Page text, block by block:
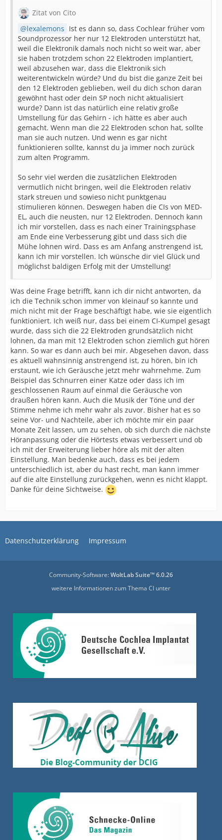
Zitat von Cito
lexalemons Ist es dann so, dass Cochlear früher vom
Soundprozessor her nur 12 Elektroden unterstützt hat,
weil die Elektronik damals noch nicht so weit war, aber
sie haben trotzdem schon 22 Elektroden implantiert,
weil abzusehen war, dass die Elektronik sich
weiterentwickeln würde? Und du bist die ganze Zeit bei
den 12 Elektroden geblieben, weil du dich schon daran
gewöhnt hast oder dein SP noch nicht aktualisiert
wurde? Dann ist das natürlich eine relativ große
Umstellung für das Gehirn - ich hätte es aber auch
gemacht. Wenn man die 22 Elektroden schon hat, sollte
man sie auch nutzen. Und wenn es gar nicht
funktionieren sollte, kannst du ja immer noch zurück
zum alten Programm.
So sehr viel werden die zusätzlichen Elektroden
vermutlich nicht bringen, weil die Elektroden relativ
stark streuen und sowieso nicht punktgenau
stimulieren können. Deswegen haben die CIs von MED-
EL, auch die neusten, nur 12 Elektroden. Dennoch kann
ich mir vorstellen, dass es nach einer Trainingsphase
am Ende eine Verbesserung gibt und dass sich die
Mühe lohnen wird. Dass es am Anfang anstrengend ist,
kann ich mir vorstellen. Ich wünsche dir viel Glück und
möglichst baldigen Erfolg mit der Umstellung!
Was deine Frage betrifft, kann ich dir nicht antworten, da
ich die Technik schon immer von kleinauf so kannte und
mich nicht mit der Frage beschäftigt habe, wie sie eigentlich
funktioniert. Ich weiß nur, dass bei einem CI-Kumpel gesagt
wurde, dass sich die 22 Elektroden grundsätzlich nicht
lohnen, da man mit 12 Elektroden schon ziemlich gut hören
kann. So war es dann auch bei mir. Abgesehen davon, dass
es aktuell wahnsinnig anstrengend ist, zu hören, bin ich
erstaunt, wie ich Geräusche jetzt mehr wahrnehme. Zum
Beispiel das Schnurren einer Katze oder dass ich im
geschlossenen Raum auf einmal die Geräusche von
draußen hören kann. Auch die Musik der Töne und der
Stimme nehme ich mehr wahr als zuvor. Bisher hat es so
seine Vor- und Nachteile, aber ich möchte mir ein paar
Monate Zeit lassen, um zu sehen, ob sich durch die nächste
Höranpassung oder die Hörtests etwas verbessert und ob
ich mit der Erweiterung lieber höre als mit der alten
Einstellung. Man bedenke auch, dass es bei jedem
unterschiedlich ist, aber du hast recht, man kann immer
auf die alte Einstellung zurückgehen, wenn es nicht klappt.
Danke für deine Sichtweise.
Datenschutzerklärung Impressum
Community-Software:WoltLab Suite™ 6.0.26
weitere Informationen zum Thema CI unter